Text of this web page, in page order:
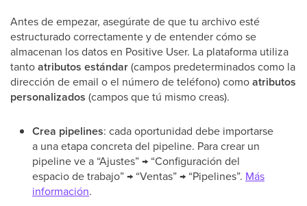
Antes de empezar, asegúrate de que tu archivo esté
estructurado correctamente y de entender cómo se
almacenan los datos en Positive User. La plataforma utiliza
tantoatributos estándar(campos predeterminados como la
dirección de email o el número de teléfono) comoatributos
personalizados (campos que tú mismo creas).
Crea pipelines: cada oportunidad debe importarse
a una etapa concreta del pipeline. Para crear un
pipeline ve a “Ajustes” → “Configuración del
espacio de trabajo” → “Ventas” → “Pipelines”. Más
información.